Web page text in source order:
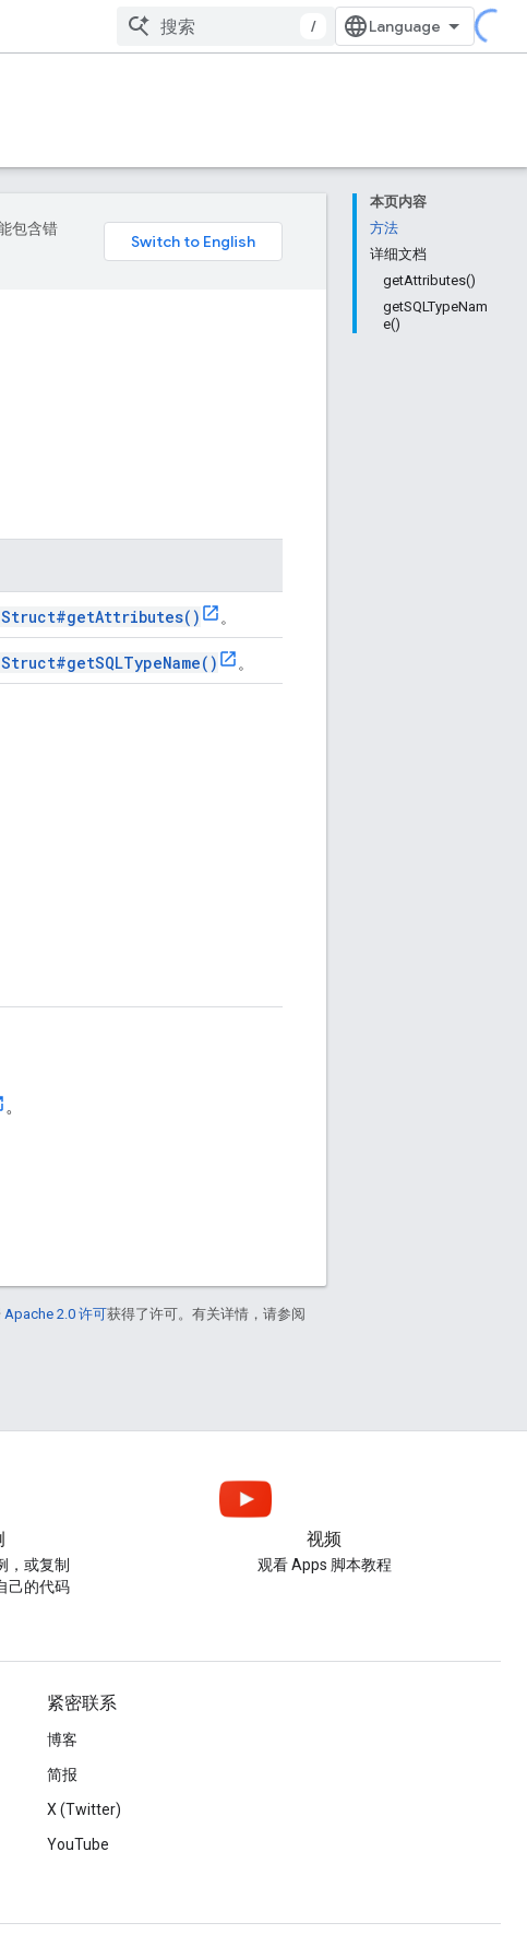
/
本页内容
方法
详细文档
getAttributes()
getSQLTypeNam
e()
包含错
。
。
。
Apache 2.0 许可获得了许可。有关详情，请参阅
，或复制
己的代码
视频
观看 Apps 脚本教程
紧密联系
博客
简报
X (Twitter)
YouTube